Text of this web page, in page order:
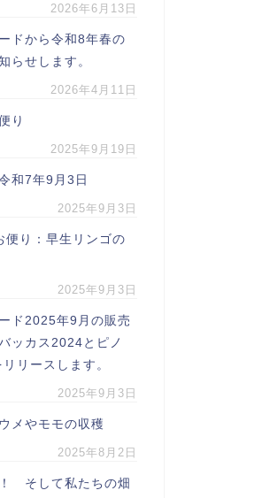
2026年6月13日
ドから令和8年春の
らせします。
2026年4月11日
便り
2025年9月19日
和7年9月3日
2025年9月3日
便り：早生リンゴの
2025年9月3日
ド2025年9月の販売
ッカス2024とピノ
リースします。
2025年9月3日
メやモモの収穫
2025年8月2日
そして私たちの畑